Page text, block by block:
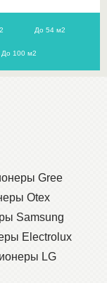
До 54 м2
До 100 м2
Gree
Otex
Samsung
Electrolux
LG